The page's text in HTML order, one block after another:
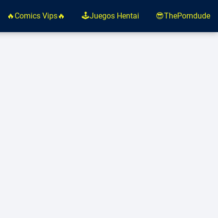
🔥Comics Vips🔥 🕹️Juegos Hentai 😎ThePorndude